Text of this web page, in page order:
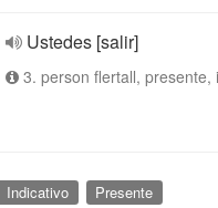
Ustedes [salir]
3. person flertall, presente,
Indicativo Presente